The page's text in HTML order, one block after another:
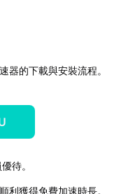
器的下載與安裝流程。
待。
利獲得免費加速時長。